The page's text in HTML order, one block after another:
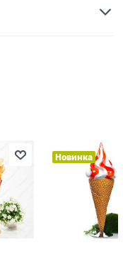
Новинка